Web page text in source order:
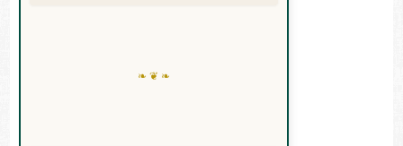
❧ ❦ ❧